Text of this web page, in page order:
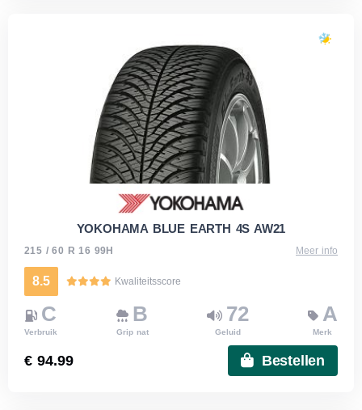
YOKOHAMA BLUE EARTH 4S AW21
215 / 60 R 16 99H Meer info
8.5 Kwaliteitsscore
C
Verbruik
B
Grip nat
72
Geluid
A
Merk
€ 94.99 Bestellen